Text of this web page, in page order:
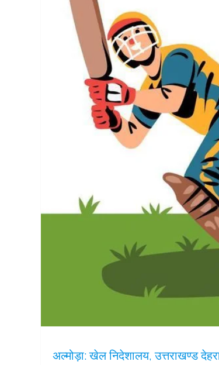
अल्मोड़ा: खेल निदेशालय, उत्तराखण्ड